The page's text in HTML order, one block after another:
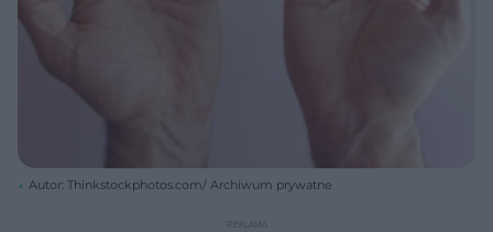
Autor: Thinkstockphotos.com/ Archiwum prywatne